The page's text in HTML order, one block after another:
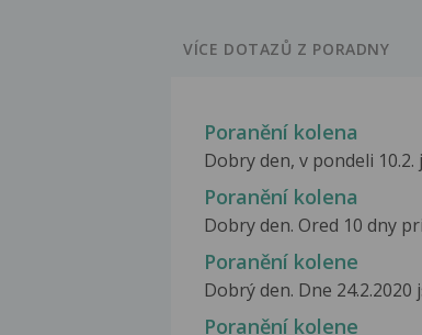
VÍCE DOTAZŮ Z PORADNY
Poranění kolena
Dobry den, v pondeli 10.2.
Poranění kolena
Dobry den. Ored 10 dny
Poranění kolene
Dobrý den. Dne
Poranění kolene